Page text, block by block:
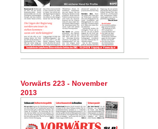
Vorwärts 223 - November
2013